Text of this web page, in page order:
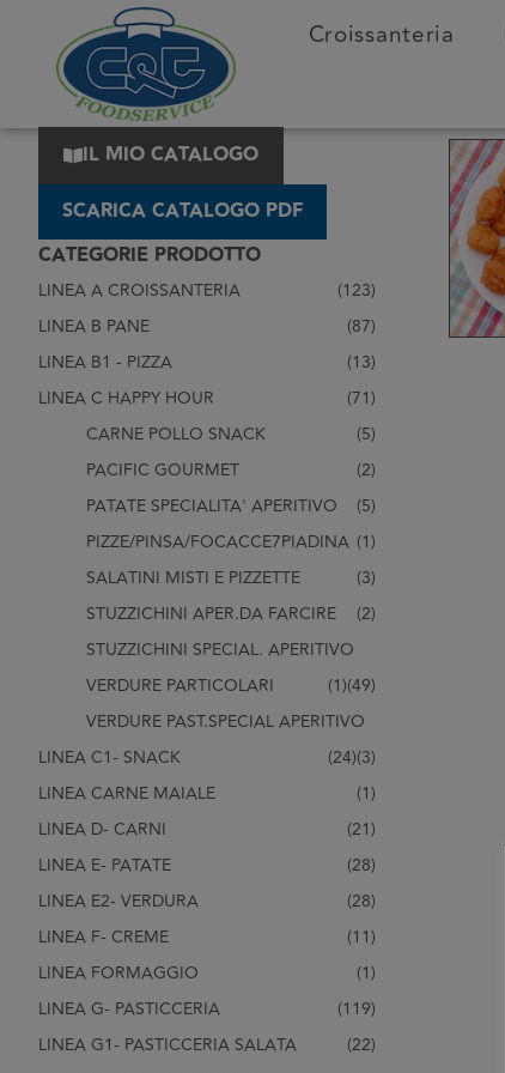
Croissanteria
IL MIO CATALOGO
SCARICA CATALOGO PDF
CATEGORIE PRODOTTO
LINEA A CROISSANTERIA
(123)
LINEA B PANE
(87)
LINEA B1 - PIZZA
(13)
LINEA C HAPPY HOUR
(71)
CARNE POLLO SNACK
(5)
PACIFIC GOURMET
(2)
PATATE SPECIALITA' APERITIVO
(5)
PIZZE/PINSA/FOCACCE7PIADINA (1)
SALATINI MISTI E PIZZETTE
(3)
STUZZICHINI APER.DA FARCIRE
(2)
STUZZICHINI SPECIAL. APERITIVO
(49)
VERDURE PARTICOLARI
(1)
VERDURE PAST.SPECIAL APERITIVO
(3)
LINEA C1- SNACK
(24)
LINEA CARNE MAIALE
(1)
LINEA D- CARNI
(21)
LINEA E- PATATE
(28)
LINEA E2- VERDURA
(28)
LINEA F- CREME
(11)
LINEA FORMAGGIO
(1)
LINEA G- PASTICCERIA
(119)
LINEA G1- PASTICCERIA SALATA
(22)